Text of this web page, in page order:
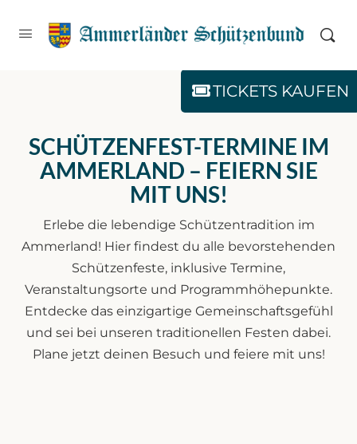
springen
SCHÜTZENFEST-TERMINE IM
AMMERLAND – FEIERN SIE
MIT UNS!
Erlebe die lebendige Schützentradition im
Ammerland! Hier findest du alle bevorstehenden
Schützenfeste, inklusive Termine,
Veranstaltungsorte und Programmhöhepunkte.
Entdecke das einzigartige Gemeinschaftsgefühl
und sei bei unseren traditionellen Festen dabei.
Plane jetzt deinen Besuch und feiere mit uns!
TICKETS KAUFEN